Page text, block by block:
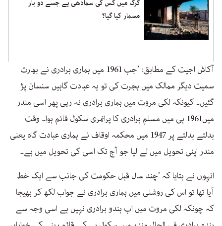
کرک میں کس کی سمادھی ہے جسے دو بار
مسمار کیا گیا؟
آکاش اجیت کے مطابق: ’جب 1961 میں ہماری برادری نے بھارت
سمیت دیگر ممالک میں ہجرت کی تو یہ عبادت گاہیں سنسان پڑ
گئیں۔ کیونکہ لکی مروت میں ہماری برادری نہ رہی پھر اسی مندر
میں1961 ہی میں مسلم برادری کا پرائمری سکول قائم ہوا۔ وقت
بدلتے بدلتے پر 1947 میں محکمہ اوقاف نے ہماری عبادت گاہ یعنی
مندر اپنی تحویل میں لے لیا جو آج تک اسی کی تحویل میں ہے۔
انہوں نے بتایا کہ ’چند سال قبل حکومت کی جانب سے ایک خط
آیا تھا تو اس کی روشنی میں ہماری برادری نے جواب لکھ کر بھیجا
کہ چونکہ لکی مروت میں اب ہندو برادری نہیں ہے اسی وجہ سے